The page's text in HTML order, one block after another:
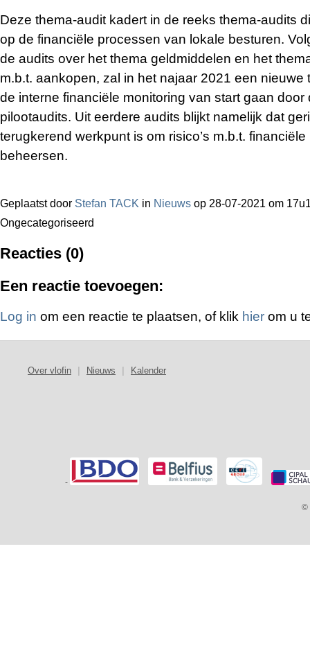
Deze thema-audit kadert in de reeks thema-audits
op de financiële processen van lokale besturen.
de audits over het thema geldmiddelen en het
m.b.t. aankopen, zal in het najaar 2021 een nieuwe
de interne financiële monitoring van start gaan door
pilootaudits. Uit eerdere audits blijkt namelijk dat
terugkerend werkpunt is om risico’s m.b.t.
beheersen.
Geplaatst door Stefan TACK in Nieuws op 28-07-2021 om
Ongecategoriseerd
Reacties (0)
Een reactie toevoegen:
Log in om een reactie te plaatsen, of klik hier om u
Over vlofin Nieuws Kalender
-
©